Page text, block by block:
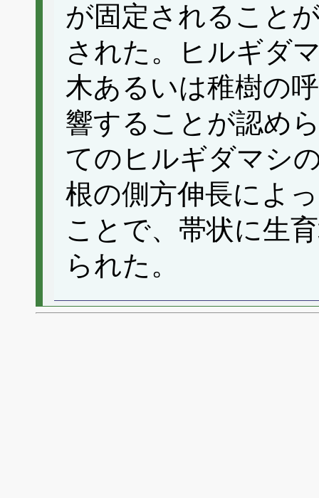
が固定されること
された。ヒルギダ
木あるいは稚樹の
響することが認め
てのヒルギダマシ
根の側方伸長によ
ことで、帯状に生
られた。